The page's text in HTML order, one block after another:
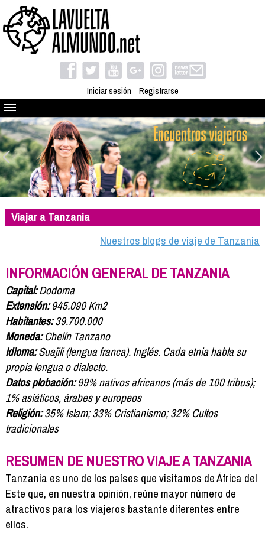
Iniciar sesión Registrarse
Quienes somos
El proyecto
Blog
Viaja con nosotros
Camino solidario
Libros
Formación
Info viajeros
Contactar
Viajar a Tanzania
Nuestros blogs de viaje de Tanzania
INFORMACIÓN GENERAL DE TANZANIA
Capital:Dodoma
Extensión:945.090 Km2
Habitantes:39.700.000
Moneda:Chelín Tanzano
Idioma:Suajili (lengua franca). Inglés. Cada etnia habla su
propia lengua o dialecto.
Datos plobación:99% nativos africanos (más de 100 tribus);
1% asiáticos, árabes y europeos
Religión:35% Islam; 33% Cristianismo; 32% Cultos
tradicionales
RESUMEN DE NUESTRO VIAJE A TANZANIA
Tanzania es uno de los países que visitamos de África del
Este que, en nuestra opinión, reúne mayor número de
atractivos para los viajeros bastante diferentes entre
ellos.